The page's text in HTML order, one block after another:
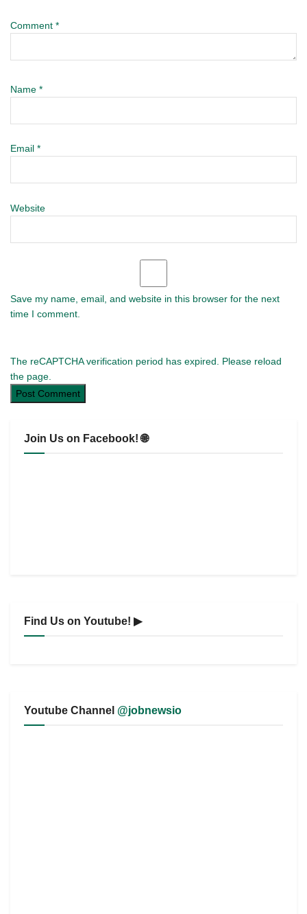
Comment *
Name *
Email *
Website
Save my name, email, and website in this browser for the next
time I comment.
The reCAPTCHA verification period has expired. Please reload
the page.
Join Us on Facebook! 🌐
Find Us on Youtube! ▶
Youtube Channel @jobnewsio